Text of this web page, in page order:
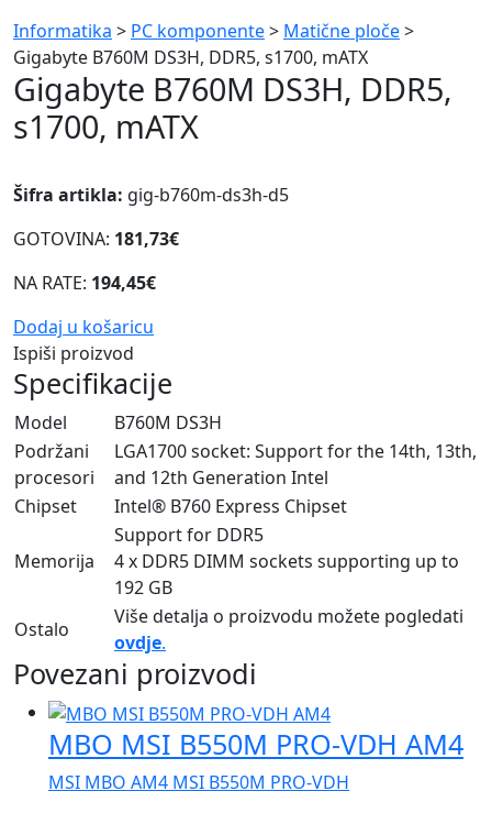
Informatika > PC komponente> Matične ploče>
Gigabyte B760M DS3H, DDR5, s1700, mATX
Gigabyte B760M DS3H, DDR5,
s1700, mATX
Šifra artikla: gig-b760m-ds3h-d5
GOTOVINA: 181,73€
NA RATE: 194,45€
Dodaj u košaricu
Ispiši proizvod
Specifikacije
Model
B760M DS3H
Podržani
procesori
LGA1700 socket: Support for the 14th, 13th,
and 12th Generation Intel
Chipset
Intel® B760 Express Chipset
Memorija
Support for DDR5
4 x DDR5 DIMM sockets supporting up to
192 GB
Ostalo
Više detalja o proizvodu možete pogledati
ovdje.
Povezani proizvodi
MBO MSI B550M PRO-VDH AM4
MSI MBO AM4 MSI B550M PRO-VDH